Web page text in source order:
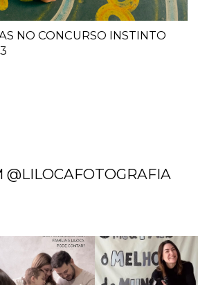
NO CONCURSO INSTINTO
@LILOCAFOTOGRAFIA